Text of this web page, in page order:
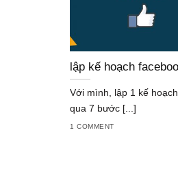
lập kế hoạch
Với mình, lập 1 kế
qua 7 bước [...]
1 COMMENT